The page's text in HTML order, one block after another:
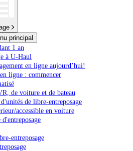
principal
1 an
à U-Haul
en ligne aujourd’hui!
ligne : commencer
de voiture et de bateau
de libre-entreposage
accessible en voiture
entreposage